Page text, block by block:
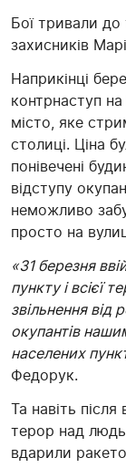
Бої тривали до
захисників
Наприкінці
контрнаступ на
місто, яке
столиці. Ціна
понівечені
відступу
неможливо
просто на
«31 березня
пункту і всієї
звільнення від
окупантів
населених
Федорук.
Та навіть
терор над
вдарили